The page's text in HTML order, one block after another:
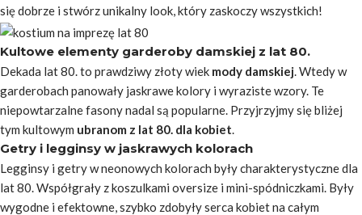
się dobrze i stwórz unikalny look, który zaskoczy wszystkich!
Kultowe elementy garderoby damskiej z lat 80.
Dekada lat 80. to prawdziwy złoty wiek mody damskiej. Wtedy w
garderobach panowały jaskrawe kolory i wyraziste wzory. Te
niepowtarzalne fasony nadal są popularne. Przyjrzyjmy się bliżej
tym kultowym ubranom z lat 80. dla kobiet.
Getry i legginsy w jaskrawych kolorach
Legginsy i getry w neonowych kolorach były charakterystyczne dla
lat 80. Współgrały z koszulkami oversize i mini-spódniczkami. Były
wygodne i efektowne, szybko zdobyły serca kobiet na całym